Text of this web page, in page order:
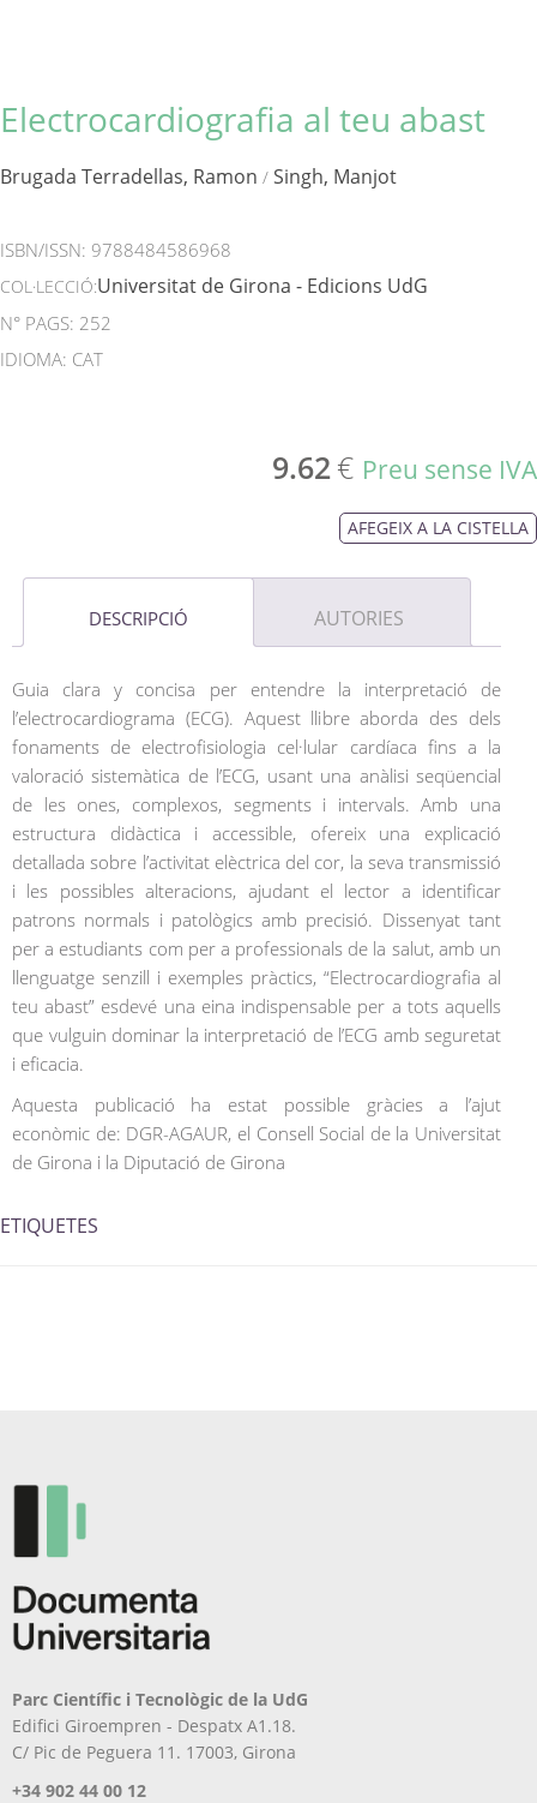
Electrocardiografia al teu abast
Brugada Terradellas, Ramon / Singh, Manjot
ISBN/ISSN: 9788484586968
COL·LECCIÓ:Universitat de Girona - Edicions UdG
N° PAGS: 252
IDIOMA: CAT
9.62€ Preu sense IVA
AFEGEIX A LA CISTELLA
DESCRIPCIÓ AUTORIES
Guia clara y concisa per entendre la interpretació de
l’electrocardiograma (ECG). Aquest llibre aborda des dels
fonaments de electrofisiologia cel·lular cardíaca fins a la
valoració sistemàtica de l’ECG, usant una anàlisi seqüencial
de les ones, complexos, segments i intervals. Amb una
estructura didàctica i accessible, ofereix una explicació
detallada sobre l’activitat elèctrica del cor, la seva transmissió
i les possibles alteracions, ajudant el lector a identificar
patrons normals i patològics amb precisió. Dissenyat tant
per a estudiants com per a professionals de la salut, amb un
llenguatge senzill i exemples pràctics, “Electrocardiografia al
teu abast” esdevé una eina indispensable per a tots aquells
que vulguin dominar la interpretació de l’ECG amb seguretat
i eficacia.
Aquesta publicació ha estat possible gràcies a l’ajut
econòmic de: DGR-AGAUR, el Consell Social de la Universitat
de Girona i la Diputació de Girona
ETIQUETES
Parc Científic i Tecnològic de la UdG
Edifici Giroempren - Despatx A1.18.
C/ Pic de Peguera 11. 17003, Girona
+34 902 44 00 12